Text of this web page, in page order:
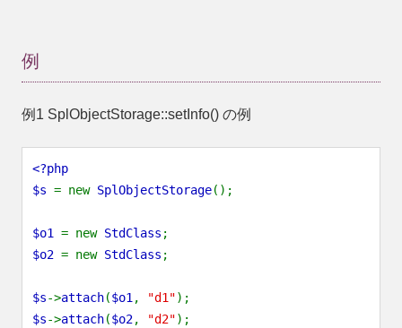
例
例1 SplObjectStorage::setInfo() の例
<?php
$s = new SplObjectStorage();
$o1 = new StdClass ;
$o2 = new StdClass ;
$s->attach($o1 , "d1");
$s->attach($o2, "d2");